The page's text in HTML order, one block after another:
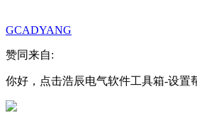
GCADYANG
赞同来自:
你好，点击浩辰电气软件工具箱-设置